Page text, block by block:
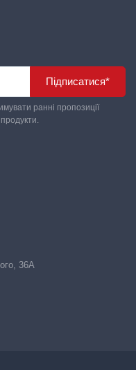
Підписатися*
ранні пропозиції
36А